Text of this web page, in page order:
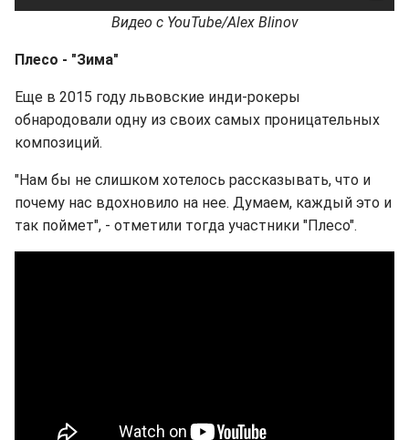
Видео с YouTube/Alex Blinov
Плесо - "Зима"
Еще в 2015 году львовские инди-рокеры
обнародовали одну из своих самых проницательных
композиций.
"Нам бы не слишком хотелось рассказывать, что и
почему нас вдохновило на нее. Думаем, каждый это и
так поймет", - отметили тогда участники "Плесо".